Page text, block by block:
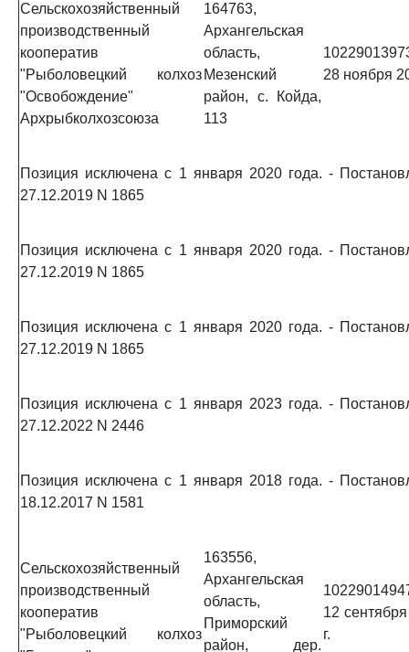
Сельскохозяйственный
производственный
кооператив
"Рыболовецкий колхоз
"Освобождение"
Архрыбколхозсоюза
164763,
Архангельская
область,
Мезенский
район, с. Койда,
113
28 ноября
Позиция исключена с 1 января 2020 года. -
27.12.2019 N 1865
Позиция исключена с 1 января 2020 года. -
27.12.2019 N 1865
Позиция исключена с 1 января 2020 года. -
27.12.2019 N 1865
Позиция исключена с 1 января 2023 года. -
27.12.2022 N 2446
Позиция исключена с 1 января 2018 года. -
18.12.2017 N 1581
Сельскохозяйственный
производственный
кооператив
"Рыболовецкий колхоз
163556,
Архангельская
область,
Приморский
район, дер.
12
г.